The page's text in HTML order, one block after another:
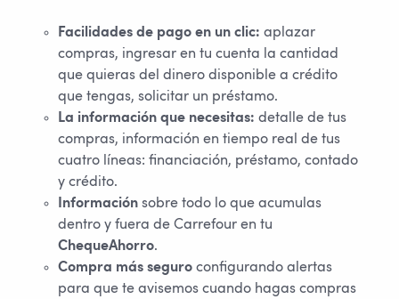
Facilidades de pago en un clic: aplazar
compras, ingresar en tu cuenta la cantidad
que quieras del dinero disponible a crédito
que tengas, solicitar un préstamo.
La información que necesitas: detalle de tus
compras, información en tiempo real de tus
cuatro líneas: financiación, préstamo, contado
y crédito.
Información sobre todo lo que acumulas
dentro y fuera de Carrefour en tu
ChequeAhorro.
Compra más seguro configurando alertas
para que te avisemos cuando hagas compras